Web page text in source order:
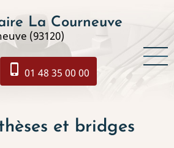
La Courneuve
(93120)
phone_iphone 01 48 35 00 00
et bridges